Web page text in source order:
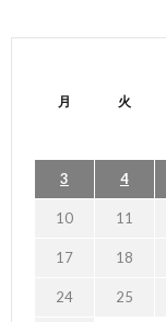
月 火
3 4
10 11
17 18
24 25